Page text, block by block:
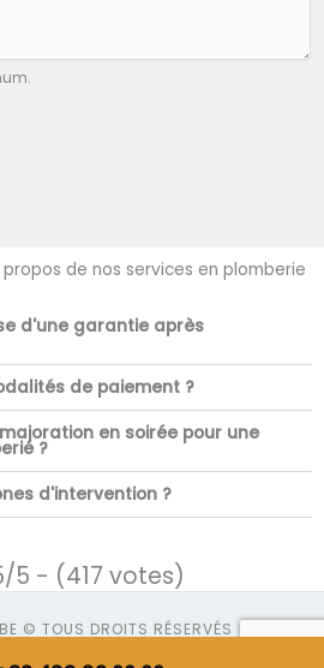
de nos services en plomberie
d'une garantie après
de paiement ?
en soirée pour une
?
d'intervention ?
5 - (417 votes)
© TOUS DROITS RÉSERVÉS